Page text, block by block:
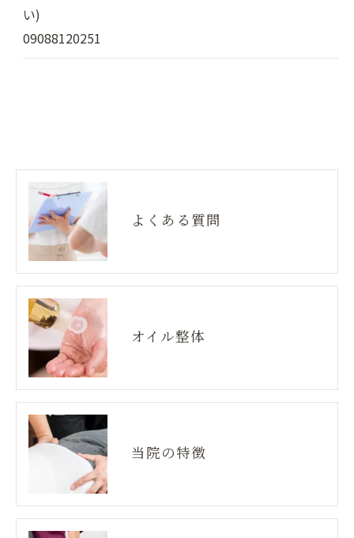
い)
09088120251
よくある質問
オイル整体
当院の特徴